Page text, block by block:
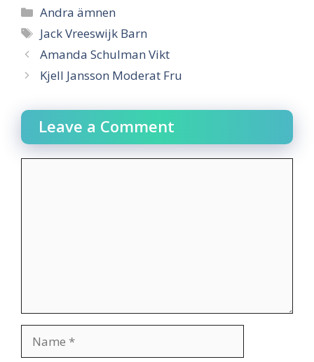
Categories
Andra ämnen
Tags
Jack Vreeswijk Barn
Amanda Schulman Vikt
Kjell Jansson Moderat Fru
Leave a Comment